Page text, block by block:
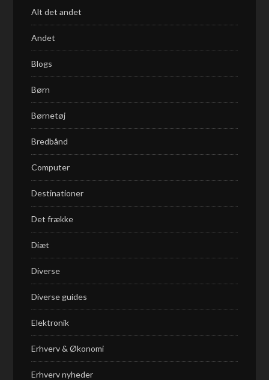
Alt det andet
Andet
Blogs
Børn
Børnetøj
Bredbånd
Computer
Destinationer
Det frække
Diæt
Diverse
Diverse guides
Elektronik
Erhverv & Økonomi
Erhverv nyheder